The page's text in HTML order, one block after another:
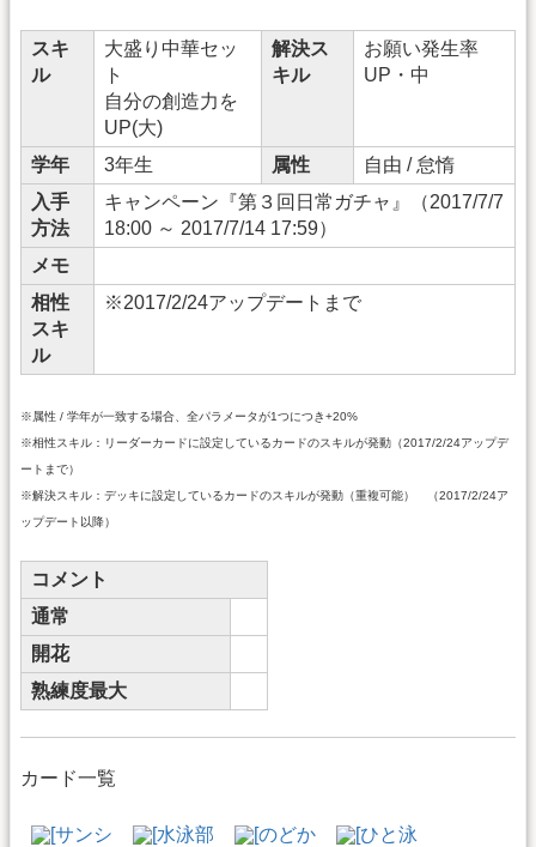
スキ
ル
大盛り中華セッ
ト
自分の創造力を
UP(大)
解決ス
キル
お願い発生率
UP・中
学年 3年生 属性
自由 / 怠惰
入手
方法
キャンペーン『第３回日常ガチャ』（2017/7/7
18:00 ～ 2017/7/14 17:59）
メモ
相性
スキ
ル
※2017/2/24アップデートまで
※属性 / 学年が一致する場合、全パラメータが1つにつき+20%
※相性スキル：リーダーカードに設定しているカードのスキルが発動（2017/2/24アップデ
ートまで）
※解決スキル：デッキに設定しているカードのスキルが発動（重複可能） （2017/2/24ア
ップデート以降）
コメント
通常
開花
熟練度最大
カード一覧
[サンシ
[水泳部
[のどか
[ひと泳